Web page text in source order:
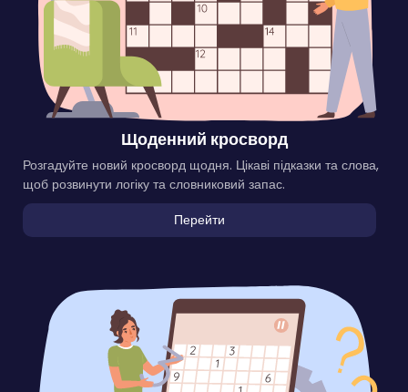
Щоденний кросворд
Розгадуйте новий кросворд щодня. Цікаві підказки та слова,
щоб розвинути логіку та словниковий запас.
Перейти